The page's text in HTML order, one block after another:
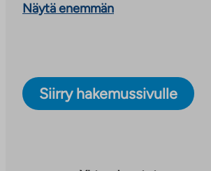
olohuoneen yhteydessä omassa
erillinen wc on laatoitettu.
Näytä enemmän
Siirry hakemussivulle